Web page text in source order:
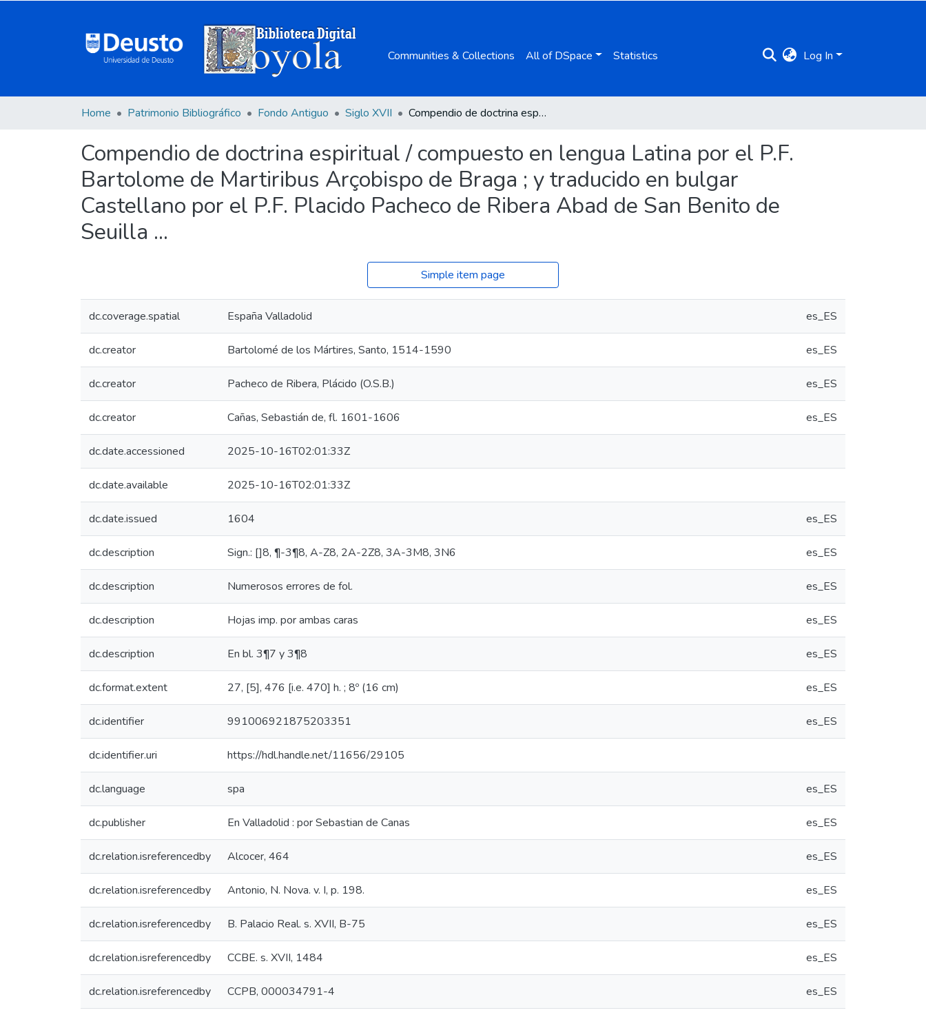
Communities & Collections All of DSpace Statistics Log In
Home Patrimonio Bibliográfico Fondo Antiguo Siglo XVII Compendio de doctrina espiritual / compuesto en lengua Latina por el P.F. Bartolome de Martiribus Arçobispo de Braga ; y traducido en bulgar Castellano por el P.F. Placido Pacheco de Ribera Abad de San Benito de Seuilla ...
Compendio de doctrina espiritual / compuesto en lengua Latina por el P.F.
Bartolome de Martiribus Arçobispo de Braga ; y traducido en bulgar
Castellano por el P.F. Placido Pacheco de Ribera Abad de San Benito de
Seuilla ...
Simple item page
dc.coverage.spatial España Valladolid es_ES
dc.creator Bartolomé de los Mártires, Santo, 1514-1590 es_ES
dc.creator Pacheco de Ribera, Plácido (O.S.B.) es_ES
dc.creator Cañas, Sebastián de, fl. 1601-1606 es_ES
dc.date.accessioned 2025-10-16T02:01:33Z
dc.date.available 2025-10-16T02:01:33Z
dc.date.issued 1604 es_ES
dc.description Sign.: []8, ¶-3¶8, A-Z8, 2A-2Z8, 3A-3M8, 3N6 es_ES
dc.description Numerosos errores de fol. es_ES
dc.description Hojas imp. por ambas caras es_ES
dc.description En bl. 3¶7 y 3¶8 es_ES
dc.format.extent 27, [5], 476 [i.e. 470] h. ; 8º (16 cm) es_ES
dc.identifier 991006921875203351 es_ES
dc.identifier.uri https://hdl.handle.net/11656/29105
dc.language spa es_ES
dc.publisher En Valladolid : por Sebastian de Canas es_ES
dc.relation.isreferencedby Alcocer, 464 es_ES
dc.relation.isreferencedby Antonio, N. Nova. v. I, p. 198. es_ES
dc.relation.isreferencedby B. Palacio Real. s. XVII, B-75 es_ES
dc.relation.isreferencedby CCBE. s. XVII, 1484 es_ES
dc.relation.isreferencedby CCPB, 000034791-4 es_ES